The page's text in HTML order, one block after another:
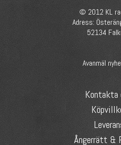
© 2012 KL
Adress:
52134
Avanmäl
Kontakta
Ångerrätt &